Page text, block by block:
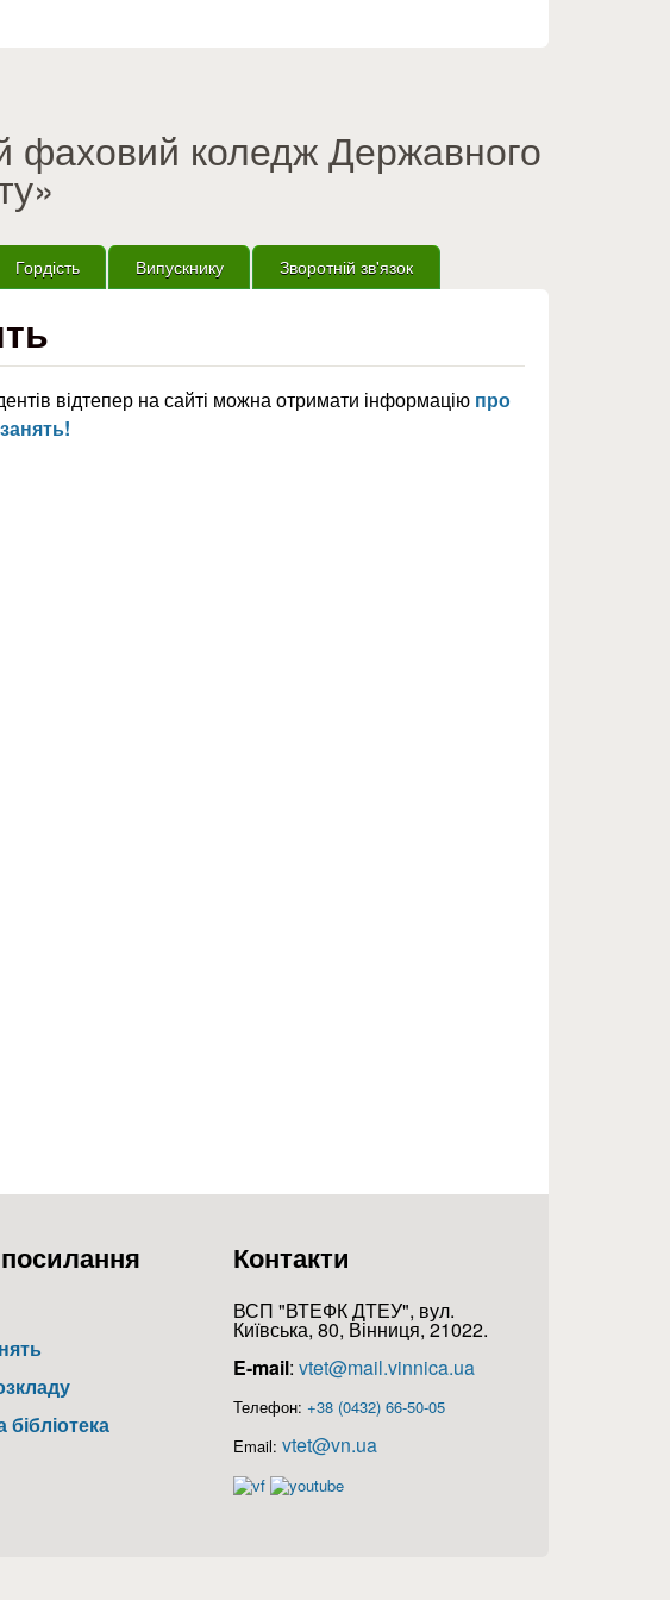
фаховий коледж Державного
Гордість Випускнику Зворотній зв'язок
відтепер на сайті можна отримати інформацію про
Контакти
ВСП "ВТЕФК ДТЕУ", вул.
Київська, 80, Вінниця, 21022.
E-mail: vtet@mail.vinnica.ua
Телефон: +38 (0432) 66-50-05
Email: vtet@vn.ua